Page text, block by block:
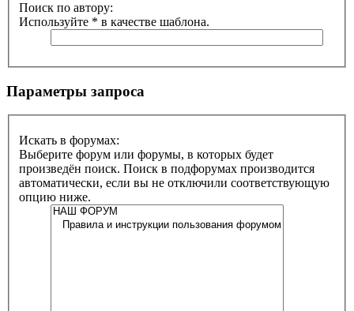
Поиск по автору:
Используйте * в качестве шаблона.
Параметры запроса
Искать в форумах:
Выберите форум или форумы, в которых будет
произведён поиск. Поиск в подфорумах производится
автоматически, если вы не отключили соответствующую
опцию ниже.